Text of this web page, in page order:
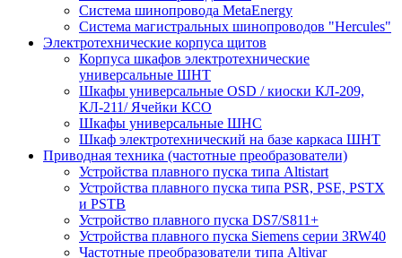
Система шинопровода MetaEnergy
Система магистральных шинопроводов "Hercules"
Электротехнические корпуса щитов
Корпуса шкафов электротехнические
универсальные ШНТ
Шкафы универсальные OSD / киоски КЛ-209,
КЛ-211/ Ячейки КСО
Шкафы универсальные ШНС
Шкаф электротехнический на базе каркаса ШНТ
Приводная техника (частотные преобразователи)
Устройства плавного пуска типа Altistart
Устройства плавного пуска типа PSR, PSE, PSTX
и PSTB
Устройство плавного пуска DS7/S811+
Устройства плавного пуска Siemens серии 3RW40
Частотные преобразователи типа Altivar